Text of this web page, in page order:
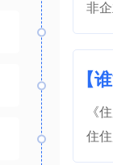
非
【
《
住